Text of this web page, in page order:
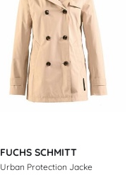
FUCHS SCHMITT
Urban Protection Jacke